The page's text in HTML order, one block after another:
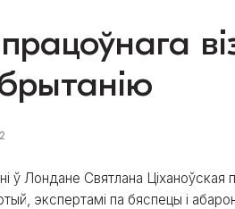
ў Лондане Святлана
экспертамі па бяспецы і